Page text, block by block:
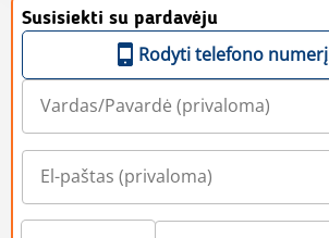
Susisiekti su pardavėju
Rodyti telefono numerį